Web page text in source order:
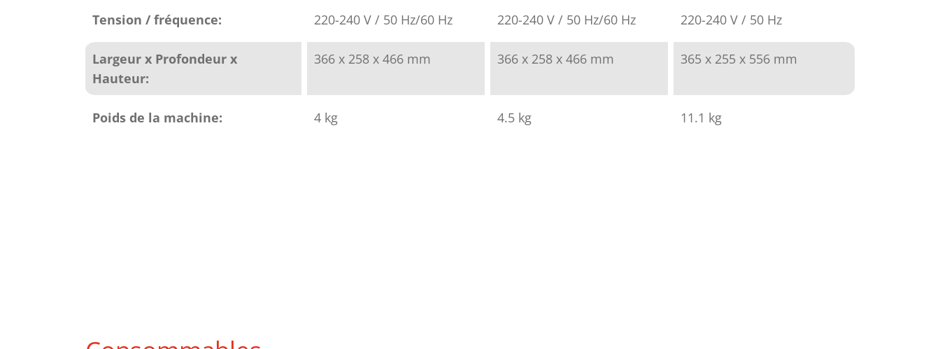
Tension / fréquence: 220-240 V / 50 Hz/60 Hz 220-240 V / 50 Hz/60 Hz 220-240 V / 50 Hz
Largeur x Profondeur x
Hauteur:
366 x 258 x 466 mm 366 x 258 x 466 mm 365 x 255 x 556 mm
Poids de la machine: 4 kg 4.5 kg 11.1 kg